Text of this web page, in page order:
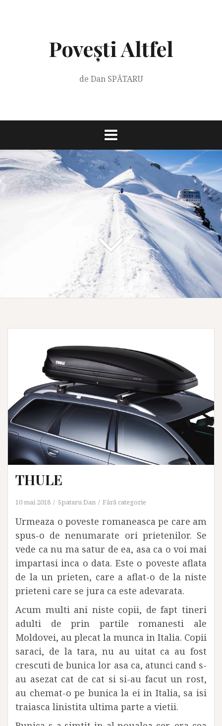
Povești Altfel
de Dan SPĂTARU
THULE
10 mai 2018 Spataru Dan Fără categorie
Urmeaza o poveste romaneasca pe care am
spus-o de nenumarate ori prietenilor. Se
vede ca nu ma satur de ea, asa ca o voi mai
impartasi inca o data. Este o poveste aflata
de la un prieten, care a aflat-o de la niste
prieteni care se jura ca este adevarata.
Acum multi ani niste copii, de fapt tineri
adulti de prin partile romanesti ale
Moldovei, au plecat la munca in Italia. Copii
saraci, de la tara, nu au uitat ca au fost
crescuti de bunica lor asa ca, atunci cand s-
au asezat cat de cat si si-au facut un rost,
au chemat-o pe bunica la ei in Italia, sa isi
traiasca linistita ultima parte a vietii.